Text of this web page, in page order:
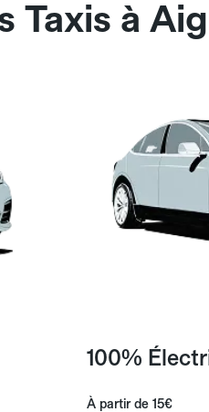
Taxis à
100%
À partir de 15€